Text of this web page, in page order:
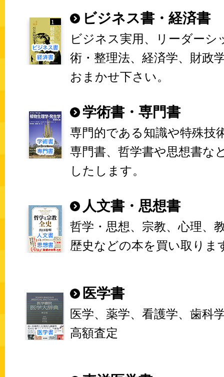
ビジネス書・経済書
ビジネス実用、リーダーシ
術・整理法、経済学、財政
おまかせ下さい。
学術書・専門書
専門的である知識や特殊技
専門書、哲学書や思想書な
したします。
人文書・思想書
哲学・思想、宗教、心理、
歴史などの本を買い取りま
医学書
医学、薬学、看護学、歯科
高額査定